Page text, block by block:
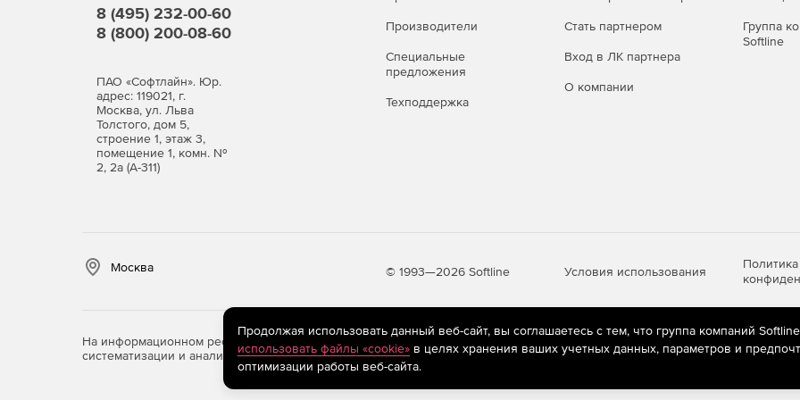
Обширные базы для детектирования шпионского, потенциально опасного и рекламного ПО,
хакерских утилит и программ-шуток.
Защита в режиме реального времени (файловый монитор
SpIDerGuard®)
Постоянный мониторинг здоровья компьютера – перехват «на лету» обращений к файлам на любых
носителях.
замаскированных объектов Dr.Web Shield™.
Чистая почта без вирусов (почтовый монитор SpIDer Mail®)
8 (495) 232-00-60
8 (800) 200-08-60
ПАО «Софтлайн». Юр.
адрес: 119021, г.
Москва, ул. Льва
Толстого, дом 5,
строение 1, этаж 3,
помещение 1, комн. №
2, 2а (А-311)
Производители
Специальные
предложения
Техподдержка
Стать партнером
Вход в ЛК партнера
О компании
Группа
Softline
Москва © 1993—2026 Softline Условия использования
Политика
На информационном ресурсе store.softline.ru применяются рекомендательные технологии
(информационные
систематизации и анализа сведений, относящихся к предпочтениям пользователей сети «Интернет», находящихся на
Продолжая использовать данный веб-сайт, вы соглашаетесь с тем, что группа компаний
использовать файлы «cookie»в целях хранения ваших учетных данных, параметров и
оптимизации работы веб-сайта.